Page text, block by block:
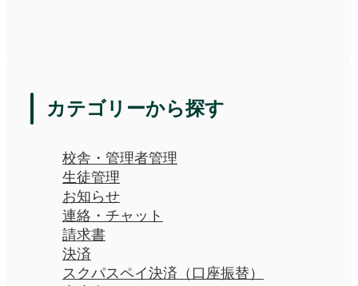
カテゴリーから探す
連絡・チャット
請求書
決済
お知らせ
校舎・管理者管理
生徒管理
スクパスペイ決済（口座振替）